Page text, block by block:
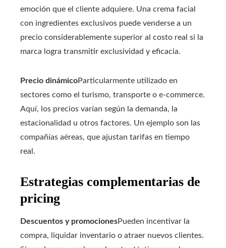
emoción que el cliente adquiere. Una crema facial
con ingredientes exclusivos puede venderse a un
precio considerablemente superior al costo real si la
marca logra transmitir exclusividad y eficacia.
Precio dinámicoParticularmente utilizado en
sectores como el turismo, transporte o e-commerce.
Aquí, los precios varían según la demanda, la
estacionalidad u otros factores. Un ejemplo son las
compañías aéreas, que ajustan tarifas en tiempo
real.
Estrategias complementarias de
pricing
Descuentos y promocionesPueden incentivar la
compra, liquidar inventario o atraer nuevos clientes.